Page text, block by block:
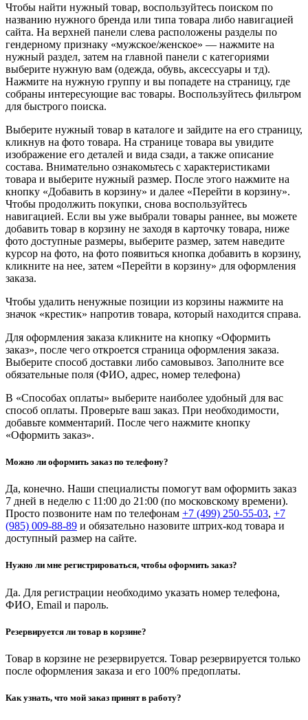
Чтобы найти нужный товар, воспользуйтесь поиском по
названию нужного бренда или типа товара либо навигацией
сайта. На верхней панели слева расположены разделы по
гендерному признаку «мужское/женское» — нажмите на
нужный раздел, затем на главной панели с категориями
выберите нужную вам (одежда, обувь, аксессуары и тд).
Нажмите на нужную группу и вы попадете на страницу, где
собраны интересующие вас товары. Воспользуйтесь фильтром
для быстрого поиска.
Выберите нужный товар в каталоге и зайдите на его страницу,
кликнув на фото товара. На странице товара вы увидите
изображение его деталей и вида сзади, а также описание
состава. Внимательно ознакомьтесь с характеристиками
товара и выберите нужный размер. После этого нажмите на
кнопку «Добавить в корзину» и далее «Перейти в корзину».
Чтобы продолжить покупки, снова воспользуйтесь
навигацией. Если вы уже выбрали товары раннее, вы можете
добавить товар в корзину не заходя в карточку товара, ниже
фото доступные размеры, выберите размер, затем наведите
курсор на фото, на фото появиться кнопка добавить в корзину,
кликните на нее, затем «Перейти в корзину» для оформления
заказа.
Чтобы удалить ненужные позиции из корзины нажмите на
значок «крестик» напротив товара, который находится справа.
Для оформления заказа кликните на кнопку «Оформить
заказ», после чего откроется страница оформления заказа.
Выберите способ доставки либо самовывоз. Заполните все
обязательные поля (ФИО, адрес, номер телефона)
В «Способах оплаты» выберите наиболее удобный для вас
способ оплаты. Проверьте ваш заказ. При необходимости,
добавьте комментарий. После чего нажмите кнопку
«Оформить заказ».
Можно ли оформить заказ по телефону?
Да, конечно. Наши специалисты помогут вам оформить заказ
7 дней в неделю с 11:00 до 21:00 (по московскому времени).
Просто позвоните нам по телефонам +7 (499) 250-55-03, +7
(985) 009-88-89 и обязательно назовите штрих-код товара и
доступный размер на сайте.
Нужно ли мне регистрироваться, чтобы оформить заказ?
Да. Для регистрации необходимо указать номер телефона,
ФИО, Email и пароль.
Резервируется ли товар в корзине?
Товар в корзине не резервируется. Товар резервируется только
после оформления заказа и его 100% предоплаты.
Как узнать, что мой заказ принят в работу?